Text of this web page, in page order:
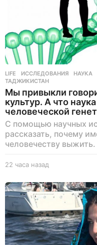
LIFE ИССЛЕДОВАНИЯ ,НАУКА
ТАДЖИКИСТАН
Мы привыкли
культур. А что
человеческой
С помощью научных
рассказать, почему
человечеству выжить.
22 часа назад
ч
а
н
а
з
а